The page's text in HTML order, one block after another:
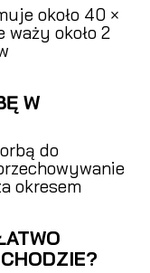
około 40 ×
około 2
W
do
okresem